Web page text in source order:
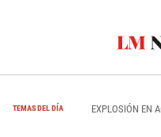
TEMAS DEL DÍA EXPLOSIÓN EN